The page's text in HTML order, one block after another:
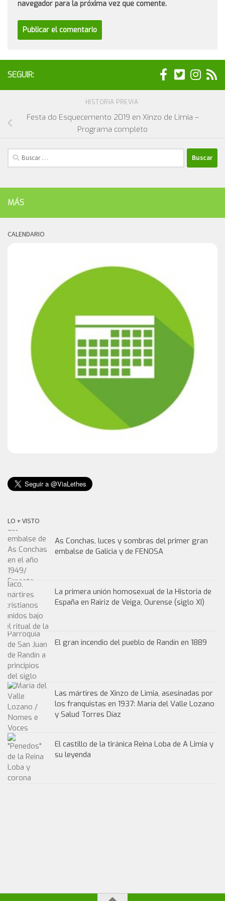
navegador para la próxima vez que comente.
SEGUIR:
HISTORIA PREVIA
Festa do Esquecemento 2019 en Xinzo de Limia –
Programa completo
Buscar:
MÁS
CALENDARIO
LO + VISTO
As Conchas, luces y sombras del primer gran
embalse de Galicia y de FENOSA
La primera unión homosexual de la Historia de
España en Rairiz de Veiga, Ourense (siglo XI)
El gran incendio del pueblo de Randín en 1889
Las mártires de Xinzo de Limia, asesinadas por
los franquistas en 1937: María del Valle Lozano
y Salud Torres Díaz
El castillo de la tiránica Reina Loba de A Limia y
su leyenda